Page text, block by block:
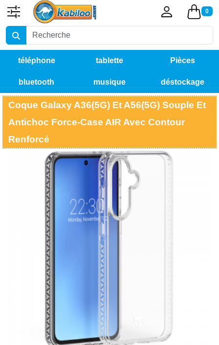
0
téléphone tablette Pièces
détachées
bluetooth musique déstockage
Coque Galaxy A36(5G) Et A56(5G) Souple Et
Antichoc Force-Case AIR Avec Contour
Renforcé